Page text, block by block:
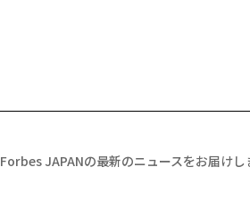
Forbes JAPANの最新のニュースをお届けし